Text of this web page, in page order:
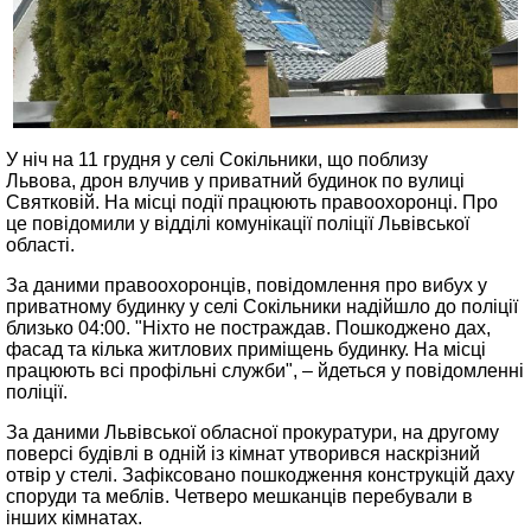
У ніч на 11 грудня у селі Сокільники, що поблизу
Львова, дрон влучив у приватний будинок по вулиці
Святковій. На місці події працюють правоохоронці. Про
це повідомили у відділі комунікації поліції Львівської
області.
За даними правоохоронців, повідомлення про вибух у
приватному будинку у селі Сокільники надійшло до поліції
близько 04:00. "Ніхто не постраждав. Пошкоджено дах,
фасад та кілька житлових приміщень будинку. На місці
працюють всі профільні служби", – йдеться у повідомленні
поліції.
За даними Львівської обласної прокуратури, на другому
поверсі будівлі в одній із кімнат утворився наскрізний
отвір у стелі. Зафіксовано пошкодження конструкцій даху
споруди та меблів. Четверо мешканців перебували в
інших кімнатах.